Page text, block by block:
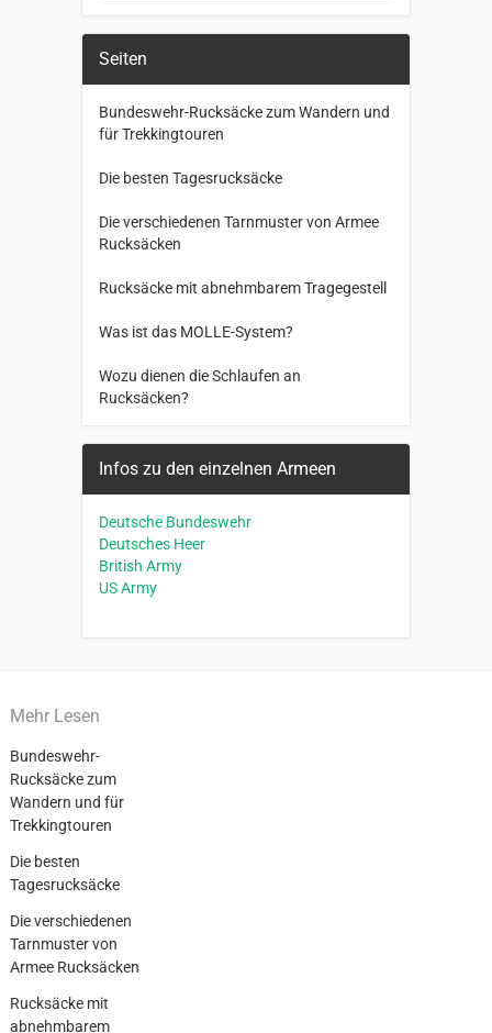
Seiten
Bundeswehr-Rucksäcke zum Wandern und
für Trekkingtouren
Die besten Tagesrucksäcke
Die verschiedenen Tarnmuster von Armee
Rucksäcken
Rucksäcke mit abnehmbarem Tragegestell
Was ist das MOLLE-System?
Wozu dienen die Schlaufen an
Rucksäcken?
Infos zu den einzelnen Armeen
Deutsche Bundeswehr
Deutsches Heer
British Army
US Army
Mehr Lesen
Bundeswehr-
Rucksäcke zum
Wandern und für
Trekkingtouren
Die besten
Tagesrucksäcke
Die verschiedenen
Tarnmuster von
Armee Rucksäcken
Rucksäcke mit
abnehmbarem